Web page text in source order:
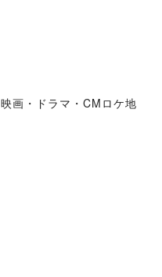
映画・ドラマ・CMロケ地